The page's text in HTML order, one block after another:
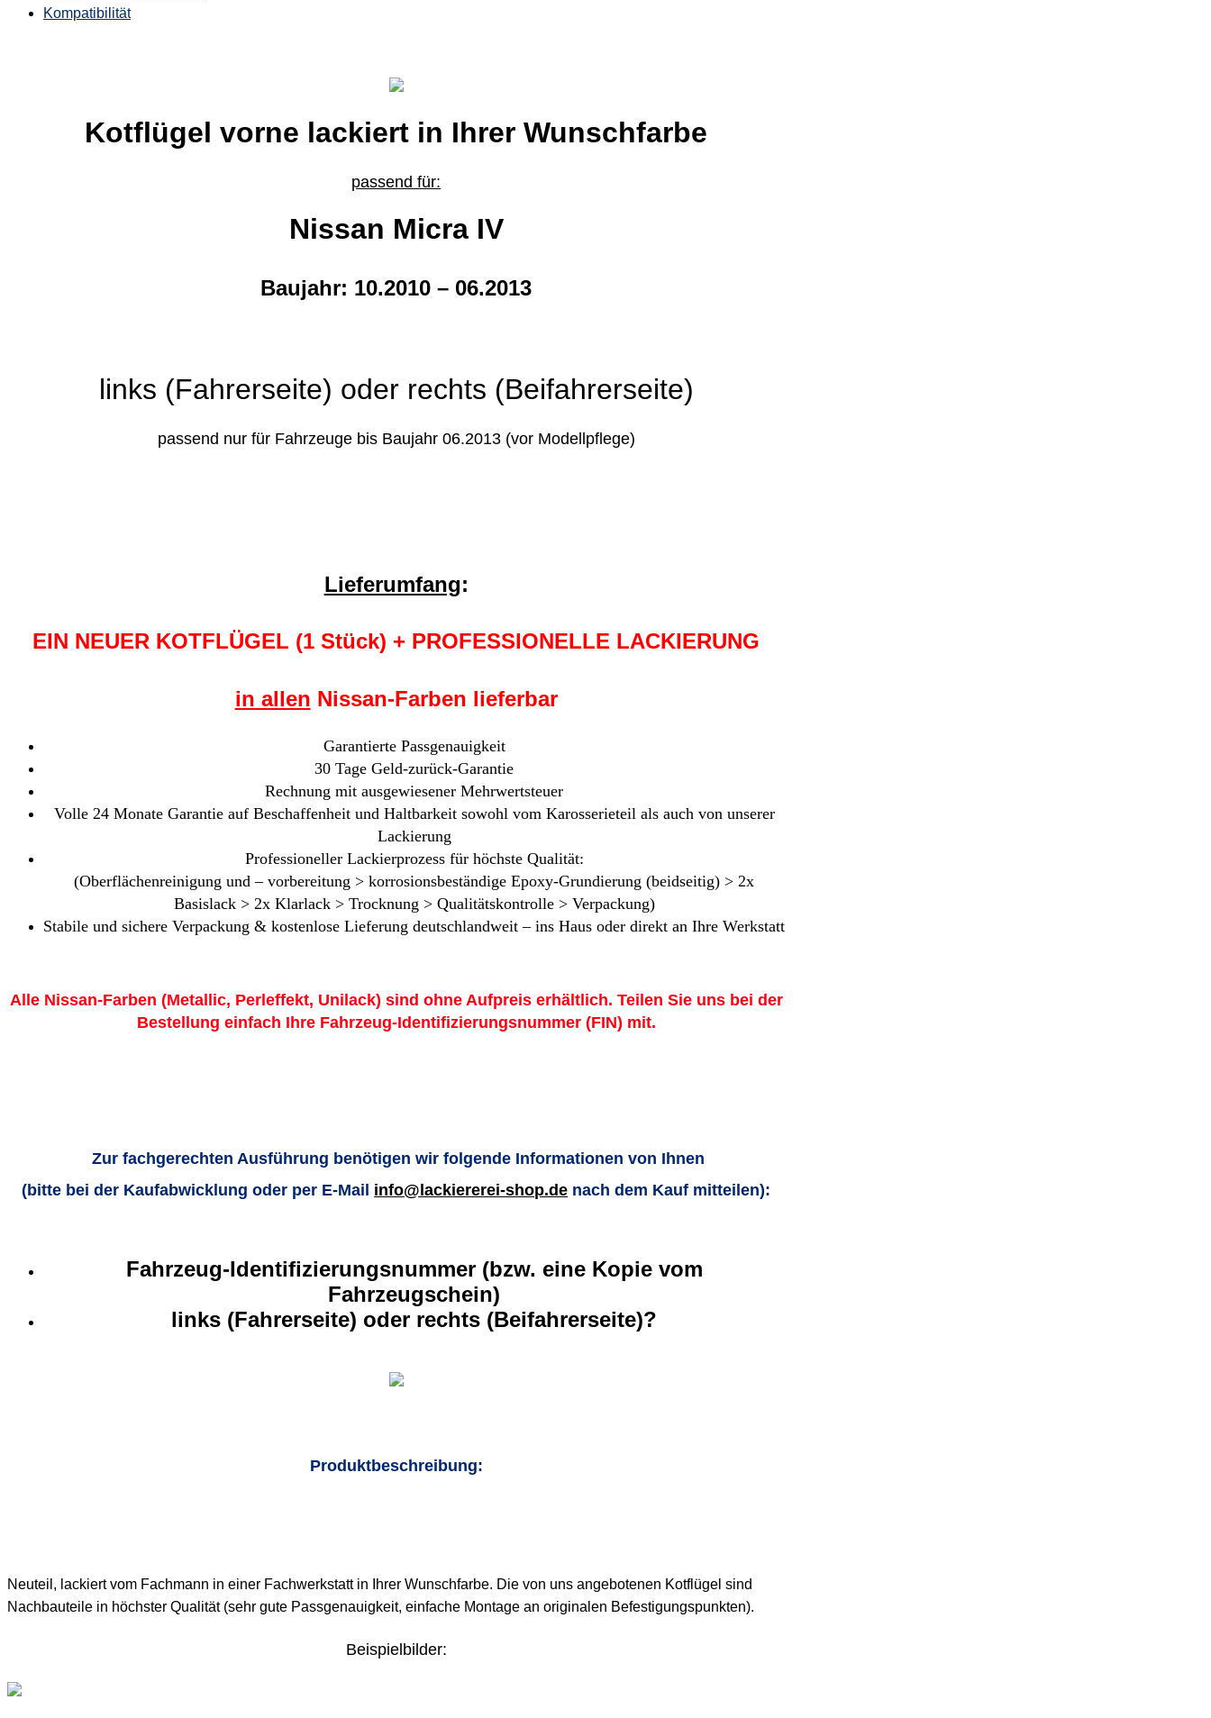
Kompatibilität
Kotflügel vorne lackiert in Ihrer Wunschfarbe
passend für:
Nissan Micra IV
Baujahr: 10.2010 – 06.2013
links (Fahrerseite) oder rechts (Beifahrerseite)
passend nur für Fahrzeuge bis Baujahr 06.2013 (vor Modellpflege)
Lieferumfang:
EIN NEUER KOTFLÜGEL (1 Stück) + PROFESSIONELLE LACKIERUNG
in allen Nissan-Farben lieferbar
Garantierte Passgenauigkeit
30 Tage Geld-zurück-Garantie
Rechnung mit ausgewiesener Mehrwertsteuer
Volle 24 Monate Garantie auf Beschaffenheit und Haltbarkeit sowohl vom Karosserieteil als auch von unserer
Lackierung
Professioneller Lackierprozess für höchste Qualität:
(Oberflächenreinigung und – vorbereitung > korrosionsbeständige Epoxy-Grundierung (beidseitig) > 2x
Basislack > 2x Klarlack > Trocknung > Qualitätskontrolle > Verpackung)
Stabile und sichere Verpackung & kostenlose Lieferung deutschlandweit – ins Haus oder direkt an Ihre Werkstatt
Alle Nissan-Farben (Metallic, Perleffekt, Unilack) sind ohne Aufpreis erhältlich. Teilen Sie uns bei der
Bestellung einfach Ihre Fahrzeug-Identifizierungsnummer (FIN) mit.
Zur fachgerechten Ausführung benötigen wir folgende Informationen von Ihnen
(bitte bei der Kaufabwicklung oder per E-Mail info@lackiererei-shop.de nach dem Kauf mitteilen):
Fahrzeug-Identifizierungsnummer (bzw. eine Kopie vom
Fahrzeugschein)
links (Fahrerseite) oder rechts (Beifahrerseite)?
Produktbeschreibung:
Neuteil, lackiert vom Fachmann in einer Fachwerkstatt in Ihrer Wunschfarbe. Die von uns angebotenen Kotflügel sind
Nachbauteile in höchster Qualität (sehr gute Passgenauigkeit, einfache Montage an originalen Befestigungspunkten).
Beispielbilder: